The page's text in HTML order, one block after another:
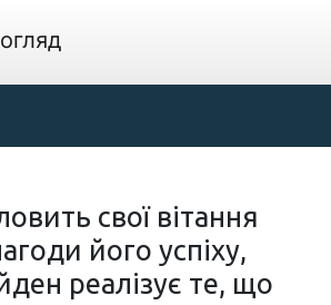
свої вітання
його успіху,
реалізує те, що